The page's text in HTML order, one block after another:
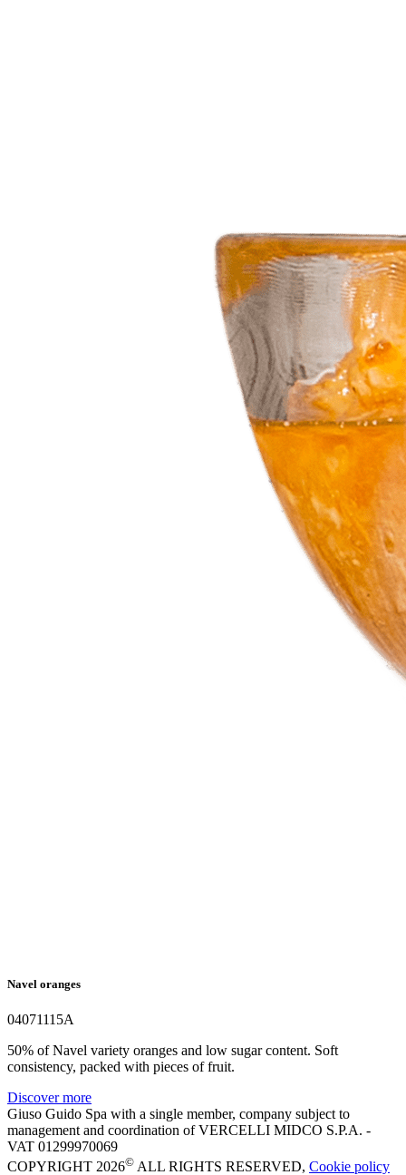
Navel oranges
04071115A
50% of Navel variety oranges and low sugar content. Soft
consistency, packed with pieces of fruit.
Discover more
Giuso Guido Spa with a single member, company subject to
management and coordination of VERCELLI MIDCO S.P.A. -
VAT 01299970069
COPYRIGHT 2026© ALL RIGHTS RESERVED, Cookie policy